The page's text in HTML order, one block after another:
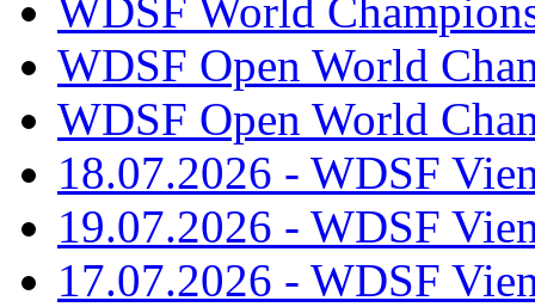
WDSF World
WDSF Open World
WDSF Open World
18.07.2026 - WDSF
19.07.2026 - WDSF
17.07.2026 - WDSF